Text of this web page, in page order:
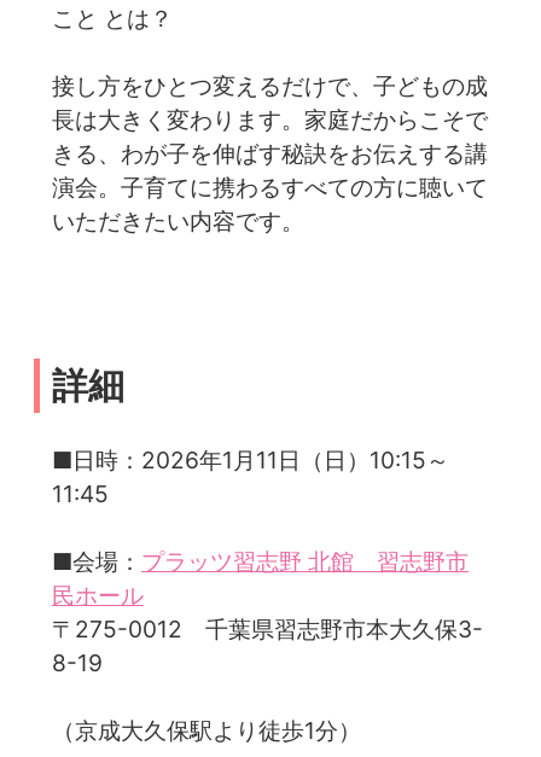
こと とは？
接し方をひとつ変えるだけで、子どもの成
長は大きく変わります。家庭だからこそで
きる、わが子を伸ばす秘訣をお伝えする講
演会。子育てに携わるすべての方に聴いて
いただきたい内容です。
詳細
■日時：2026年1月11日（日）10:15～
11:45
■会場： プラッツ習志野 北館 習志野市
民ホール
〒275-0012 千葉県習志野市本大久保3-
8-19
（京成大久保駅より徒歩1分）